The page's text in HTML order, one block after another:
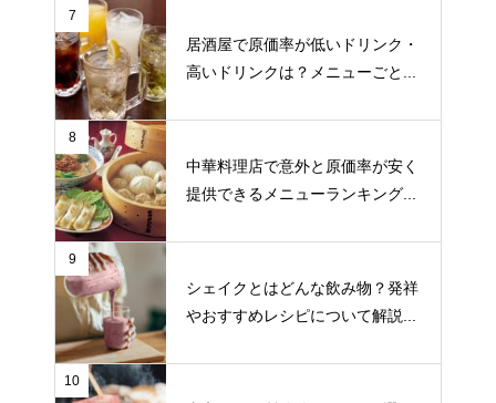
7
居酒屋で原価率が低いドリンク・
高いドリンクは？メニューごと...
8
中華料理店で意外と原価率が安く
提供できるメニューランキング...
9
シェイクとはどんな飲み物？発祥
やおすすめレシピについて解説...
10